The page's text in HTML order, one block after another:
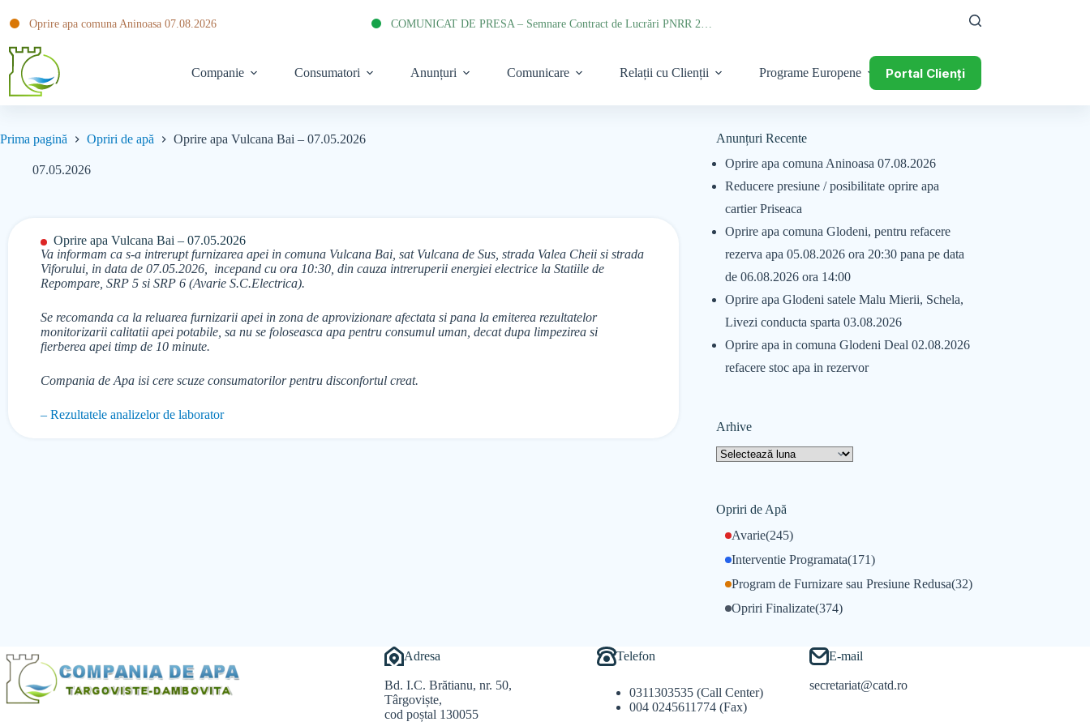
Oprire apa comuna Aninoasa 07.08.2026
Companie Consumatori Anunțuri Comunicare Relații cu Clienții Programe Europene Portal Clienți
Prima pagină Opriri de apă Oprire apa Vulcana Bai – 07.05.2026
07.05.2026
Oprire apa Vulcana Bai – 07.05.2026
Va informam ca s-a intrerupt furnizarea apei in comuna Vulcana Bai, sat Vulcana de Sus, strada Valea Cheii si strada
Viforului, in data de 07.05.2026, incepand cu ora 10:30, din cauza intreruperii energiei electrice la Statiile de
Repompare, SRP 5 si SRP 6 (Avarie S.C.Electrica).
Se recomanda ca la reluarea furnizarii apei in zona de aprovizionare afectata si pana la emiterea rezultatelor
monitorizarii calitatii apei potabile, sa nu se foloseasca apa pentru consumul uman, decat dupa limpezirea si
fierberea apei timp de 10 minute.
Compania de Apa isi cere scuze consumatorilor pentru disconfortul creat.
– Rezultatele analizelor de laborator
Anunțuri Recente
Oprire apa comuna Aninoasa 07.08.2026
Reducere presiune / posibilitate oprire apa
cartier Priseaca
Oprire apa comuna Glodeni, pentru refacere
rezerva apa 05.08.2026 ora 20:30 pana pe data
de 06.08.2026 ora 14:00
Oprire apa Glodeni satele Malu Mierii, Schela,
Livezi conducta sparta 03.08.2026
Oprire apa in comuna Glodeni Deal 02.08.2026
refacere stoc apa in rezervor
Arhive
Opriri de Apă
Avarie(245)
Interventie Programata(171)
Opriri Finalizate(374)
Program de Furnizare sau Presiune Redusa(32)
Adresa
Bd. I.C. Brătianu, nr. 50,
Târgoviște,
cod poștal 130055
Telefon
0311303535 (Call Center)
004 0245611774 (Fax)
E-mail
secretariat@catd.ro